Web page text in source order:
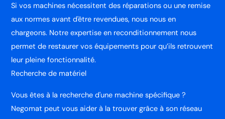
Si vos machines nécessitent des réparations ou une remise
aux normes avant d'être revendues, nous nous en
chargeons. Notre expertise en reconditionnement nous
permet de restaurer vos équipements pour qu’ils retrouvent
leur pleine fonctionnalité.
Recherche de matériel
Vous êtes à la recherche d'une machine spécifique ?
Negomat peut vous aider à la trouver grâce à son réseau